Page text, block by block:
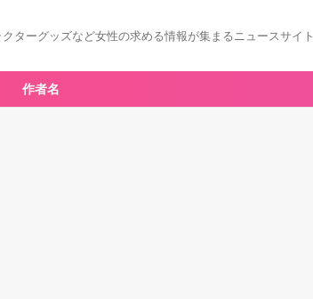
ターグッズなど女性の求める情報が集まるニュースサイト
作者名